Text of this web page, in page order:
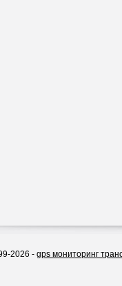
2026 - gps мониторинг